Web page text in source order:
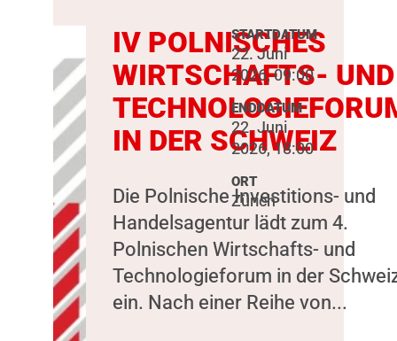
IV POLNISCHES
WIRTSCHAFTS- UND
IN DER SCHWEIZ
Die Polnische Investitions- und
Handelsagentur lädt zum 4.
Polnischen Wirtschafts- und
Technologieforum in der
ein. Nach einer Reihe von...
STARTDATUM
22. Juni
2026, 09:00
ENDDATUM
22. Juni
2026, 18:00
ORT
Zürich